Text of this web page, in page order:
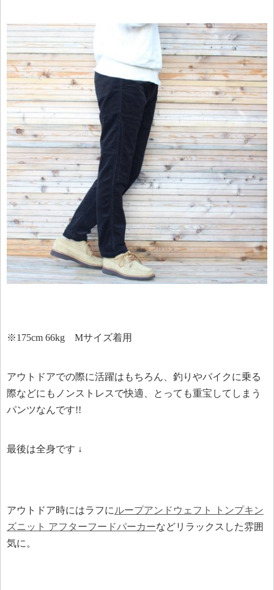
※175cm 66kg Mサイズ着用
アウトドアでの際に活躍はもちろん、釣りやバイクに乗る
際などにもノンストレスで快適、とっても重宝してしまう
パンツなんです!!
最後は全身です ↓
アウトドア時にはラフに ループアンドウェフト トンプキン
ズニット アフターフードパーカーなどリラックスした雰囲
気に。